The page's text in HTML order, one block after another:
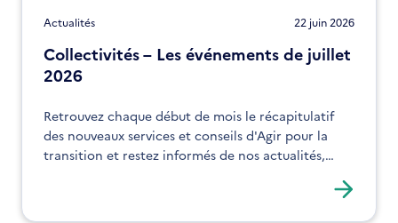
Actualités 22 juin 2026
Collectivités – Les événements de juillet
2026
Retrouvez chaque début de mois le récapitulatif
des nouveaux services et conseils d'Agir pour la
transition et restez informés de nos actualités,